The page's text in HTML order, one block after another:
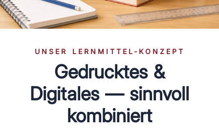
UNSER LERNMITTEL-KONZEPT
Gedrucktes &
Digitales — sinnvoll
kombiniert